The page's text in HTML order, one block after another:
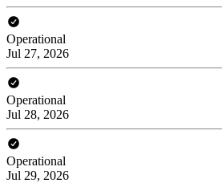
Operational
Jul 27, 2026
Operational
Jul 28, 2026
Operational
Jul 29, 2026